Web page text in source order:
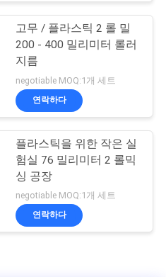
고무 / 플라스틱 2 롤 밀
200 - 400 밀리미터 롤러
지름
negotiable MOQ:1개 세트
연락하다
플라스틱을 위한 작은 실
험실 76 밀리미터 2 롤믹
싱 공장
negotiable MOQ:1개 세트
연락하다